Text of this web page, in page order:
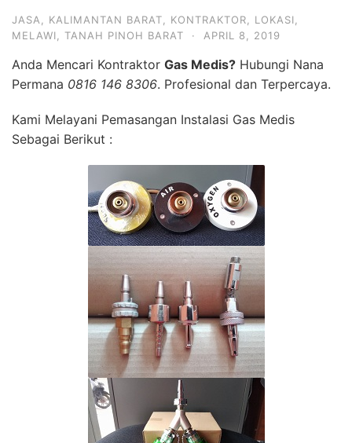
JASA KALIMANTAN BARAT KONTRAKTOR LOKASI
MELAWI
TANAH PINOH BARAT · APRIL 8, 2019
Anda Mencari Kontraktor Gas Medis? Hubungi Nana
Permana 0816 146 8306. Profesional dan Terpercaya.
Kami Melayani Pemasangan Instalasi Gas Medis
Sebagai Berikut :